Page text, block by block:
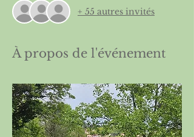
+ 55 autres invités
À propos de l'événement